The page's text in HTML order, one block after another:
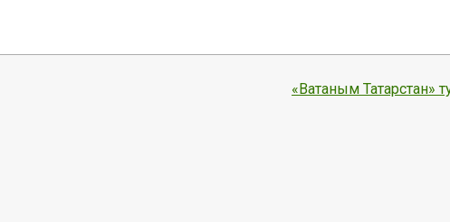
«Ватаным Татарстан»